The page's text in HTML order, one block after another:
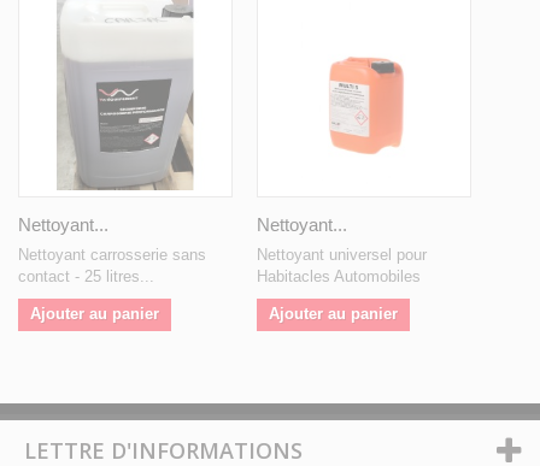
Nettoyant...
Nettoyant carrosserie sans
contact - 25 litres...
Ajouter au panier
Nettoyant...
Nettoyant universel pour
Habitacles Automobiles
Ajouter au panier
LETTRE D'INFORMATIONS